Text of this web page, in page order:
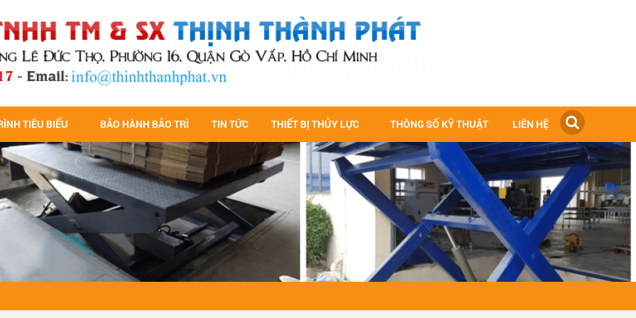
TIÊU BIỂU BẢO HÀNH BẢO TRÌ TIN TỨC THIẾT BỊ THỦY LỰC THÔNG SỐ KỸ THUẬT LIÊN HỆ